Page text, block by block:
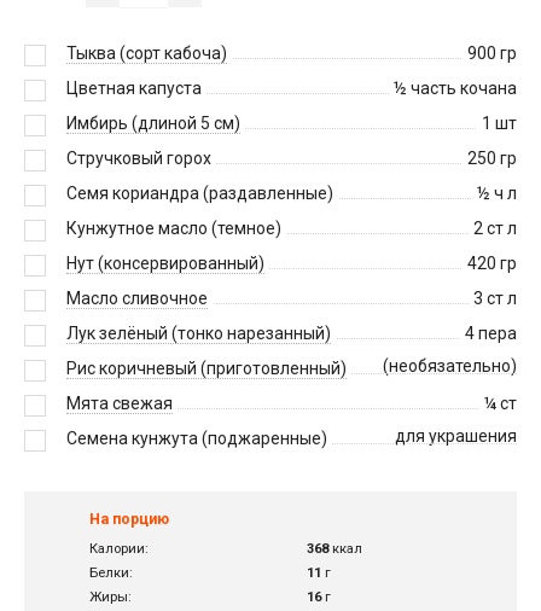
Тыква (сорт кабоча) 900 гр
Цветная капуста
½ часть кочана
Имбирь (длиной 5 см)
1 шт
Стручковый горох
250 гр
Семя кориандра (раздавленные)
½ ч л
Кунжутное масло (темное)
2 ст л
Нут (консервированный)
420 гр
Масло сливочное
3 ст л
Лук зелёный (тонко нарезанный)
4пера
Рис коричневый (приготовленный)
(необязательно)
Мята свежая
¼ст
Семена кунжута (поджаренные)
для украшения
На порцию
Калории: 368ккал
Белки:
11 г
Жиры:
16г